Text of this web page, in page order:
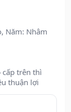
Năm: Nhâm
cấp trên thì
thuận lợi